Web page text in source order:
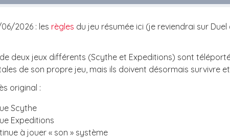
2026 : les règles du jeu résumée ici (je reviendrai sur
deux jeux différents (Scythe et Expeditions) sont
de son propre jeu, mais ils doivent désormais survivre
original :
Scythe
Expeditions
à jouer « son » système